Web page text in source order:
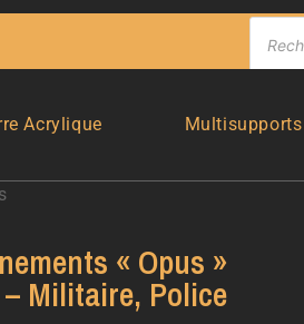
Acrylique Multisupports
« Opus »
– Militaire, Police